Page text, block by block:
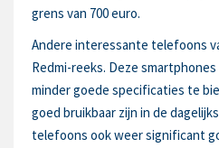
grens van 700 euro.
Andere interessante telefoons
Redmi-reeks. Deze
minder goede specificaties te
goed bruikbaar zijn in de
telefoons ook weer significant